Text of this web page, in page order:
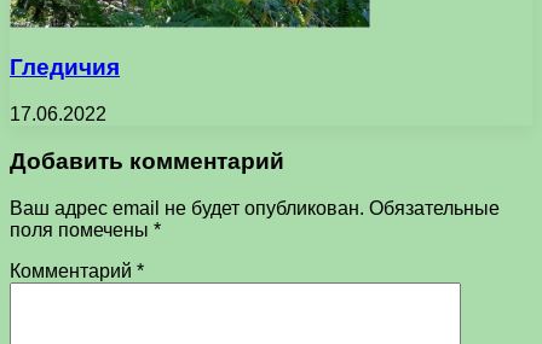
Гледичия
17.06.2022
Добавить комментарий
Ваш адрес email не будет опубликован. Обязательные
поля помечены *
Комментарий *